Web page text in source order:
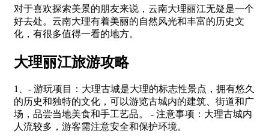
对于喜欢探索美景的朋友来说，云南大理丽江无疑是一个
好去处。云南大理有着美丽的自然风光和丰富的历史文
化，有很多值得一看的地方。
大理丽江旅游攻略
1、- 游玩项目：大理古城是大理的标志性景点，拥有悠久
的历史和独特的文化，可以游览古城内的建筑、街道和广
场，品尝当地美食和手工艺品。 - 注意事项：大理古城内
人流较多，游客需注意安全和保护环境。